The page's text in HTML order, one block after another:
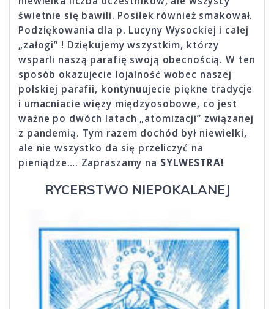
świetnie się bawili. Posiłek również smakował.
Podziękowania dla p. Lucyny Wysockiej i całej
„załogi” ! Dziękujemy wszystkim, którzy
wsparli naszą parafię swoją obecnością. W ten
sposób okazujecie lojalność wobec naszej
polskiej parafii, kontynuujecie piękne tradycje
i umacniacie więzy międzyosobowe, co jest
ważne po dwóch latach „atomizacji” związanej
z pandemią. Tym razem dochód był niewielki,
ale nie wszystko da się przeliczyć na
pieniądze…. Zapraszamy na SYLWESTRA!
RYCERSTWO NIEPOKALANEJ